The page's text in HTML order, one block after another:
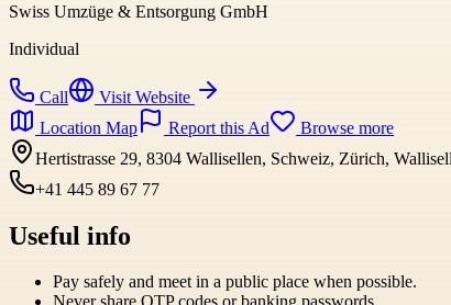
Swiss Umzüge & Entsorgung GmbH
Individual
Call
Visit Website
Location Map
Report this Ad
Browse more
Hertistrasse 29, 8304 Wallisellen, Schweiz, Zürich,
+41 445 89 67 77
Useful info
Pay safely and meet in a public place when possible.